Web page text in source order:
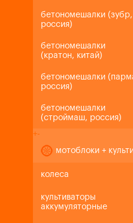
бетономешалки (зубр,
россия)
бетономешалки
(кратон, китай)
бетономешалки
россия)
бетономешалки
(строймаш, россия)
+-
мотоблоки +
колеса
культиваторы
аккумуляторные